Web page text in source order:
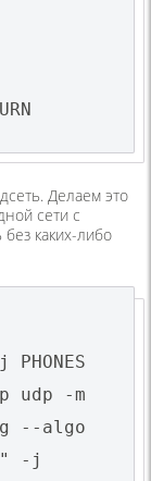
Делаем это
сети с
каких-либо
udp -m
--algo
-j